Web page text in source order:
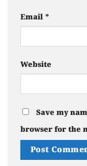
Email*
Website
Save my
browser for the